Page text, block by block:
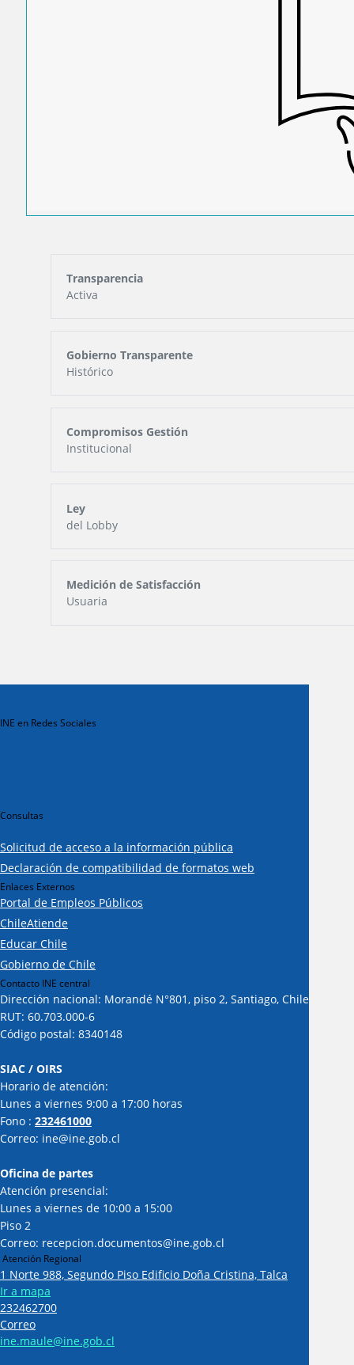
Transparencia
Activa
Gobierno Transparente
Histórico
Compromisos Gestión
Institucional
Ley
del Lobby
Medición de Satisfacción
Usuaria
INE en Redes Sociales
Consultas
Solicitud de acceso a la información pública
Declaración de compatibilidad de formatos web
Enlaces Externos
Portal de Empleos Públicos
ChileAtiende
Educar Chile
Gobierno de Chile
Contacto INE central
Dirección nacional: Morandé N°801, piso 2, Santiago, Chile
RUT: 60.703.000-6
Código postal: 8340148
SIAC / OIRS
Horario de atención:
Lunes a viernes 9:00 a 17:00 horas
Fono : 232461000
Correo: ine@ine.gob.cl
Oficina de partes
Atención presencial:
Lunes a viernes de 10:00 a 15:00
Piso 2
Correo: recepcion.documentos@ine.gob.cl
Atención Regional
1 Norte 988, Segundo Piso Edificio Doña Cristina, Talca
Ir a mapa
232462700
Correo
ine.maule@ine.gob.cl